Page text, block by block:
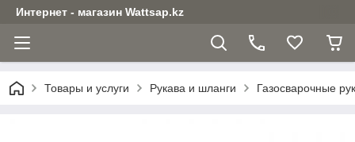
Интернет - магазин Wattsap.kz
Товары и услуги Рукава и шланги Газосварочные